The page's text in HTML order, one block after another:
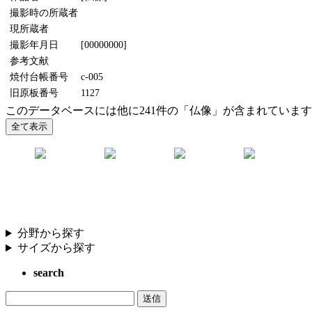
撮影時の所蔵者
現所蔵者
撮影年月日
[00000000]
参考文献
焼付台帳番号
c-005
旧原板番号
1127
このデータベースには他に241件の「仏像」が含まれていま
分野から探す
サイズから探す
search